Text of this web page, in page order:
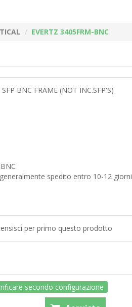
EVERTZ 3405FRM-BNC
BNC FRAME (NOT INC.SFP'S)
generalmente spedito entro 10-12 giorni
per primo questo prodotto
secondo configurazione